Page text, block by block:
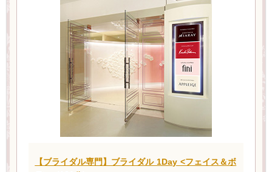
【ブライダル専門】ブライダル 1Day <フェイス＆ボ